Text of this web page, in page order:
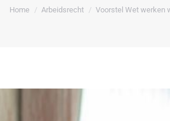
Je bent hier:
Home Arbeidsrecht Voorstel Wet werken